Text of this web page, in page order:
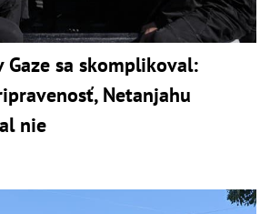
sa skomplikoval:
Netanjahu
nie